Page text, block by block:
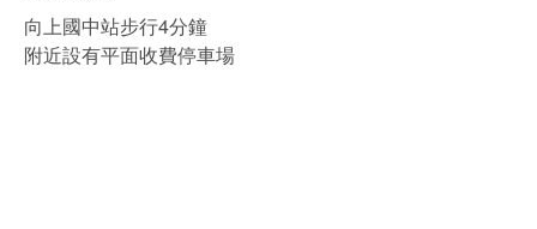
向上國中站步行4分鐘
附近設有平面收費停車場